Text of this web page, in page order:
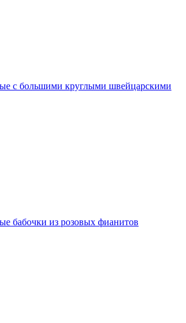
с большими круглыми швейцарскими
бабочки из розовых фианитов